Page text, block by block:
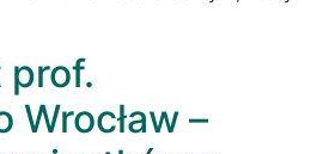
prof.
Wrocław –